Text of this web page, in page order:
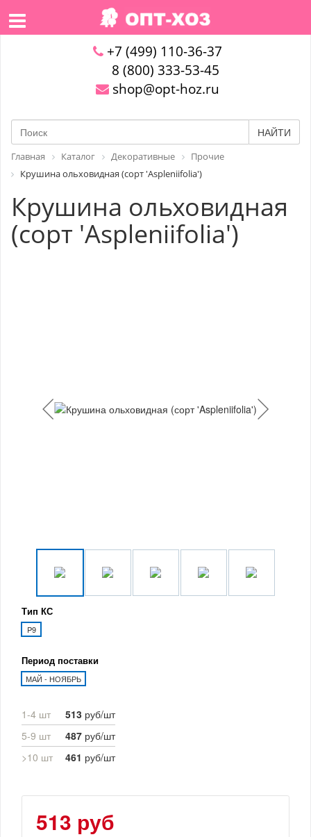
+7 (499) 110-36-37
8 (800) 333-53-45
shop@opt-hoz.ru
НАЙТИ
Главная Каталог Декоративные
Прочие
Крушина ольховидная (сорт 'Aspleniifolia')
Крушина ольховидная
(сорт 'Aspleniifolia')
Тип КС
P9
Период поставки
МАЙ - НОЯБРЬ
1-4 шт 513 руб/шт
5-9 шт
487 руб/шт
>10 шт
461 руб/шт
513 руб